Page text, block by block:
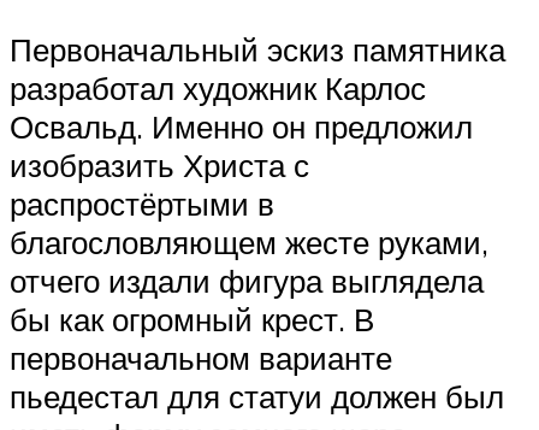
Первоначальный эскиз памятника
разработал художник Карлос
Освальд. Именно он предложил
изобразить Христа с
распростёртыми в
благословляющем жесте руками,
отчего издали фигура выглядела
бы как огромный крест. В
первоначальном варианте
пьедестал для статуи должен был